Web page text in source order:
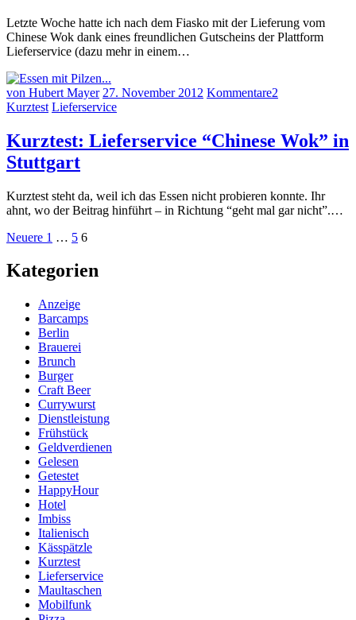
Letzte Woche hatte ich nach dem Fiasko mit der Lieferung vom
Chinese Wok dank eines freundlichen Gutscheins der Plattform
Lieferservice (dazu mehr in einem…
von Hubert Mayer 27. November 2012 Kommentare2
Kurztest Lieferservice
Kurztest: Lieferservice “Chinese Wok” in
Stuttgart
Kurztest steht da, weil ich das Essen nicht probieren konnte. Ihr
ahnt, wo der Beitrag hinführt – in Richtung “geht mal gar nicht”.…
Seitennummerierung
der
Beiträge
Neuere Neuere
Seite
1 … Seite
5 Seite
6
Kategorien
Anzeige
Barcamps
Berlin
Brauerei
Brunch
Burger
Craft Beer
Currywurst
Dienstleistung
Frühstück
Geldverdienen
Gelesen
Getestet
HappyHour
Hotel
Imbiss
Italienisch
Kässpätzle
Kurztest
Lieferservice
Maultaschen
Mobilfunk